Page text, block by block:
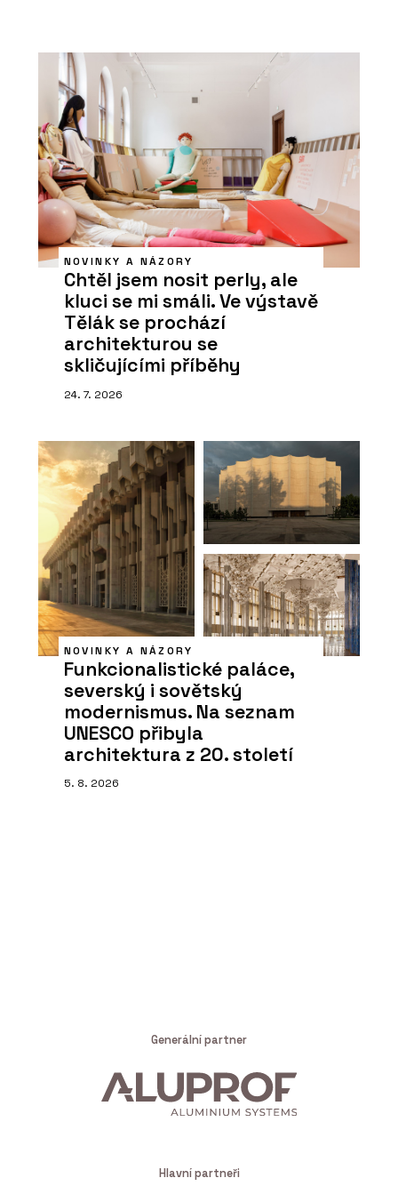
NOVINKY A NÁZORY
Chtěl jsem nosit perly, ale
kluci se mi smáli. Ve výstavě
Tělák se prochází
architekturou se
skličujícími příběhy
24. 7. 2026
NOVINKY A NÁZORY
Funkcionalistické paláce,
severský i sovětský
modernismus. Na seznam
UNESCO přibyla
architektura z 20. století
5. 8. 2026
Generální partner
Hlavní partneři